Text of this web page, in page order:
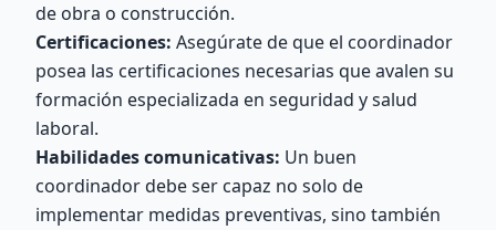
de obra o construcción.
Certificaciones: Asegúrate de que el coordinador
posea las certificaciones necesarias que avalen su
formación especializada en seguridad y salud
laboral.
Habilidades comunicativas: Un buen
coordinador debe ser capaz no solo de
implementar medidas preventivas, sino también